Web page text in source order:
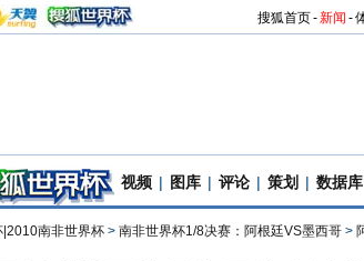
搜狐首页-新闻 -
视频 | 图库 | 评论 | 策划 | 数据库
南非世界杯 > 南非世界杯1/8决赛：阿根廷VS墨西哥 >